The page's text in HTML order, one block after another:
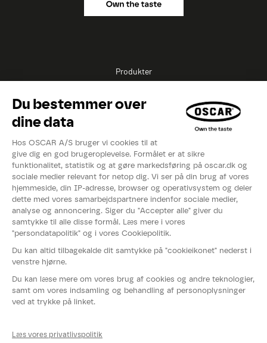
Produkter
Inspirationer
Kataloger
Om OSCAR®
Nyheder
Events
Fødevarestyrelsens smiley-rapport
Whistleblowerordning
Persondatapolitik